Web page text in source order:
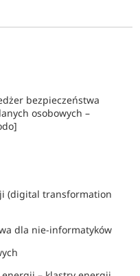
bezpieczeństwa
osobowych –
(digital transformation
dla nie-informatyków